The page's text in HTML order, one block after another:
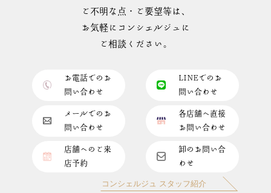
ご不明な点・ご要望等は、
お気軽にコンシェルジュに
ご相談ください。
お電話でのお
問い合わせ
LINEでのお
問い合わせ
メールでのお
問い合わせ
各店舗へ直接
お問い合わせ
店舗へのご来
店予約
卸のお問い合
わせ
コンシェルジュ スタッフ紹介